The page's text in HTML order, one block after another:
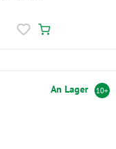
An Lager 10+